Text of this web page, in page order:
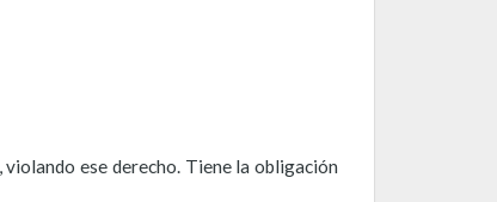
ese derecho. Tiene la obligación